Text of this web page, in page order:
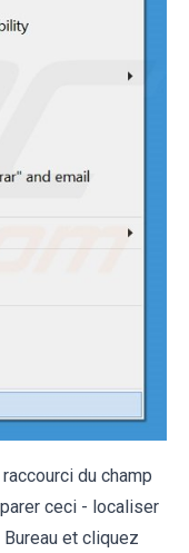
du champ
ceci - localiser
et cliquez